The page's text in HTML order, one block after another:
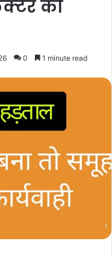
को
0 1 minute read